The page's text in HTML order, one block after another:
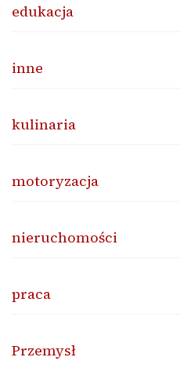
edukacja
inne
kulinaria
motoryzacja
nieruchomości
praca
Przemysł